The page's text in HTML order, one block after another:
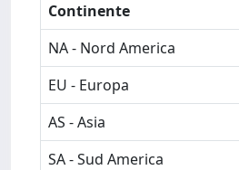
Continente
NA - Nord America
EU - Europa
AS - Asia
SA - Sud America